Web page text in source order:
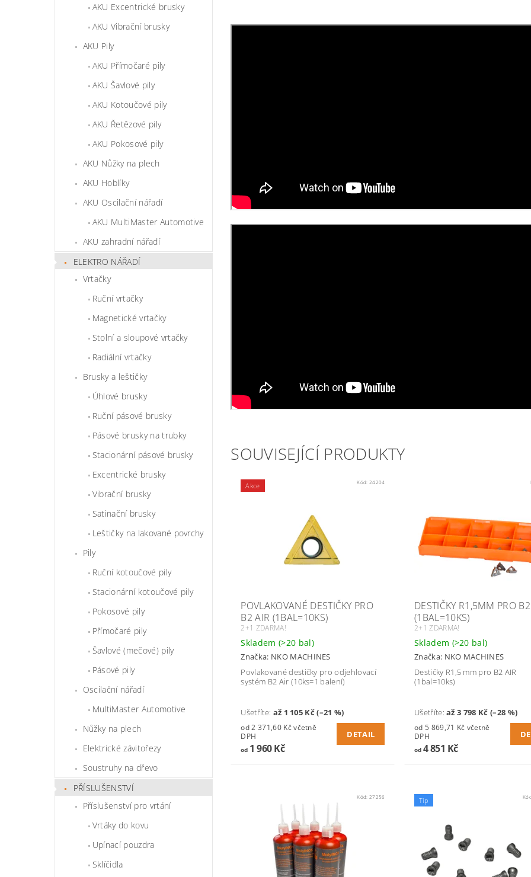
AKU Excentrické brusky
AKU Vibrační brusky
AKU Pily
AKU Přímočaré pily
AKU Šavlové pily
AKU Kotoučové pily
AKU Řetězové pily
AKU Pokosové pily
AKU Nůžky na plech
AKU Hoblíky
AKU Oscilační nářadí
AKU MultiMaster Automotive
AKU zahradní nářadí
ELEKTRO NÁŘADÍ
Vrtačky
Ruční vrtačky
Magnetické vrtačky
Stolní a sloupové vrtačky
Radiální vrtačky
Brusky a leštičky
Úhlové brusky
Ruční pásové brusky
Pásové brusky na trubky
Stacionární pásové brusky
Excentrické brusky
Vibrační brusky
Satinační brusky
Leštičky na lakované povrchy
Pily
Ruční kotoučové pily
Stacionární kotoučové pily
Pokosové pily
Přímočaré pily
Šavlové (mečové) pily
Pásové pily
Oscilační nářadí
MultiMaster Automotive
Nůžky na plech
Elektrické závitořezy
Soustruhy na dřevo
PŘÍSLUŠENSTVÍ
Příslušenství pro vrtání
Vrtáky do kovu
Upínací pouzdra
Sklíčidla
SOUVISEJÍCÍ PRODUKTY
Akce Kód: 24204
POVLAKOVANÉ DESTIČKY PRO
B2 AIR (1BAL=10KS)
2+1 ZDARMA!
Skladem (>20 bal)
Značka: NKO MACHINES
Povlakované destičky pro odjehlovací
systém B2 Air (10ks=1 balení)
Ušetříte: až 1 105 Kč (–21 %)
od 2 371,60 Kč včetně
DPH
od1 960 Kč
DETAIL
DESTIČKY R1,5MM PRO
(1BAL=10KS)
2+1 ZDARMA!
Skladem (>20 bal)
Značka: NKO MACHINES
Destičky R1,5 mm pro B2 AIR
(1bal=10ks)
Ušetříte:až 3 798 Kč (–28 %)
od 5 869,71 Kč včetně
DPH
od4 851 Kč
Kód: 27256 Tip